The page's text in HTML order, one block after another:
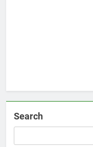
Search